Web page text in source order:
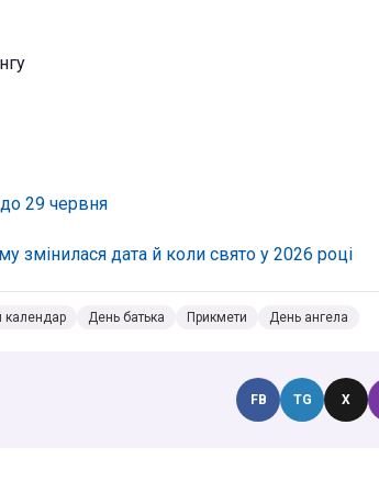
29 червня
змінилася дата й коли свято у 2026 році
календар День батька Прикмети День ангела
FB TG X